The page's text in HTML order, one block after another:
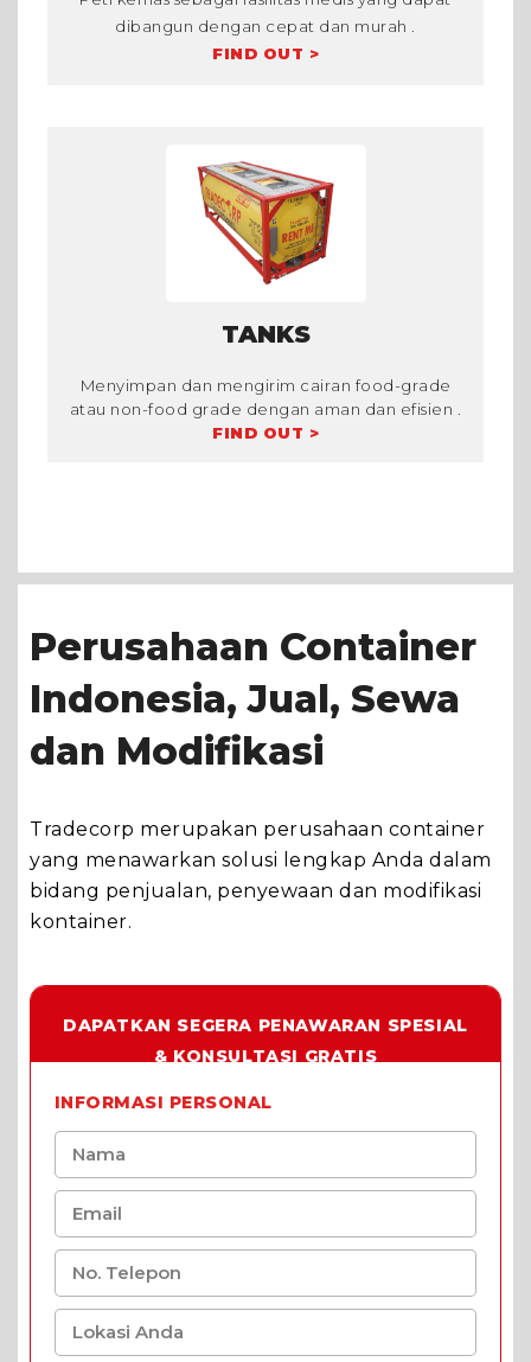
dibangun dengan cepat dan murah .
FIND OUT >
TANKS
Menyimpan dan mengirim cairan food-grade
atau non-food grade dengan aman dan efisien .
FIND OUT >
Perusahaan Container
Indonesia, Jual, Sewa
dan Modifikasi
Tradecorp merupakan perusahaan container
yang menawarkan solusi lengkap Anda dalam
bidang penjualan, penyewaan dan modifikasi
kontainer.
DAPATKAN SEGERA PENAWARAN SPESIAL
& KONSULTASI GRATIS
INFORMASI PERSONAL